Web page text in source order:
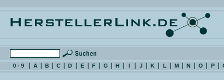
0 - 9 A B C D E F G H I J K L M N O P